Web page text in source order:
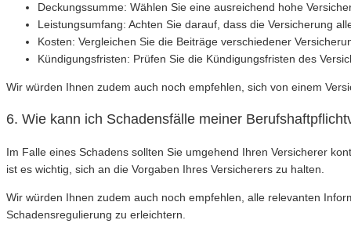
Deckungssumme: Wählen Sie eine ausreichend hohe
Leistungsumfang: Achten Sie darauf, dass die Versicherung
Kosten: Vergleichen Sie die Beiträge verschiedener
Kündigungsfristen: Prüfen Sie die Kündigungsfristen des
Wir würden Ihnen zudem auch noch empfehlen, sich von einem
6. Wie kann ich Schadensfälle meiner
Im Falle eines Schadens sollten Sie umgehend Ihren Versicherer
ist es wichtig, sich an die Vorgaben Ihres Versicherers zu halten.
Wir würden Ihnen zudem auch noch empfehlen, alle relevanten
Schadensregulierung zu erleichtern.